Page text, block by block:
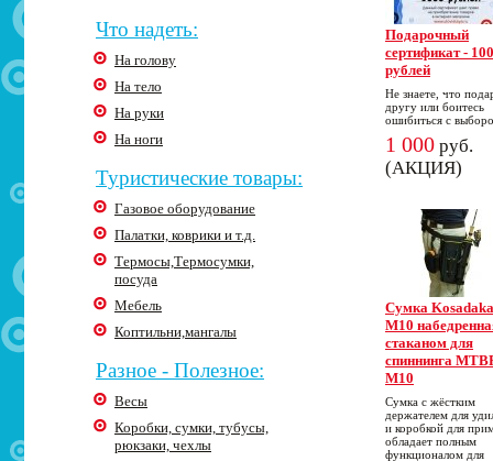
Что надеть:
На голову
На тело
На руки
На ноги
Туристические товары:
Газовое оборудование
Палатки, коврики и т.д.
Термосы,Термосумки,
посуда
Мебель
Коптильни,мангалы
Разное - Полезное:
Весы
Коробки, сумки, тубусы,
рюкзаки, чехлы
Подарочный
сертификат -
рублей
Не знаете, что
другу или боитесь
ошибиться с
1 000 руб.
(АКЦИЯ)
Cумка Kosadaka
M10
стаканом для
спиннинга
M10
Сумка с жёстким
держателем для
и коробкой для
обладает полным
функционалом для